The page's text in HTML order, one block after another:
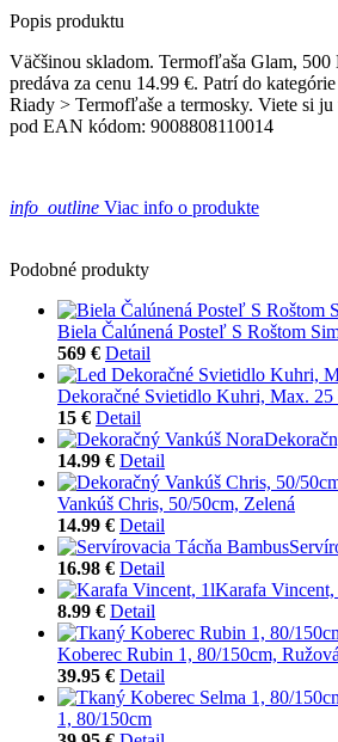
Popis produktu
Väčšinou skladom. Termofľaša Glam, 500
predáva za cenu 14.99 €. Patrí do
Riady > Termofľaše a termosky. Viete si
pod EAN kódom: 9008808110014
info_outline Viac info o produkte
Podobné produkty
Biela Čalúnená Posteľ S Roštom
569 € Detail
Dekoračné Svietidlo Kuhri, Max. 25
15 € Detail
14.99 € Detail
Vankúš Chris, 50/50cm, Zelená
14.99 € Detail
16.98 € Detail
Karafa Vincent,
8.99 € Detail
Koberec Rubin 1, 80/150cm, Ružová
39.95 € Detail
1, 80/150cm